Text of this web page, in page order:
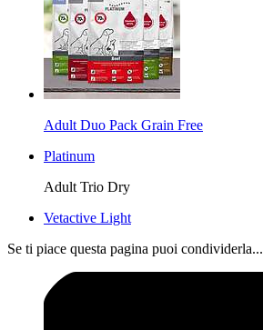
Adult Duo Pack Grain Free
Platinum
Adult Trio Dry
Vetactive Light
Se ti piace questa pagina puoi condividerla...